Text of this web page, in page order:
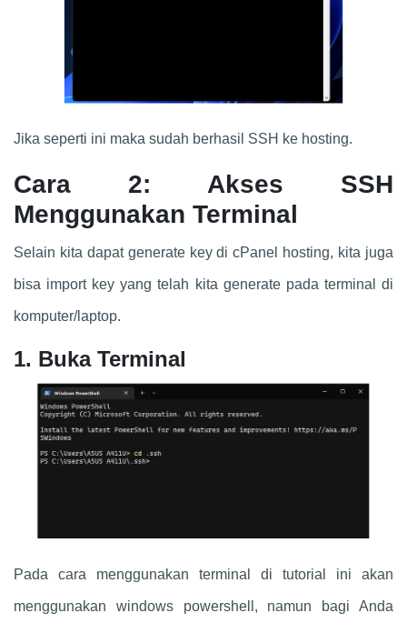
Jika seperti ini maka sudah berhasil SSH ke hosting.
Cara 2: Akses SSH
Menggunakan Terminal
Selain kita dapat generate key di cPanel hosting, kita juga
bisa import key yang telah kita generate pada terminal di
komputer/laptop.
1. Buka Terminal
Pada cara menggunakan terminal di tutorial ini akan
menggunakan windows powershell, namun bagi Anda